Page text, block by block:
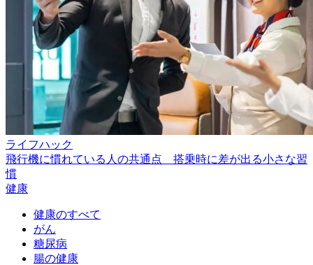
ライフハック
飛行機に慣れている人の共通点 搭乗時に差が出る小さな習
慣
健康
健康のすべて
がん
糖尿病
腸の健康